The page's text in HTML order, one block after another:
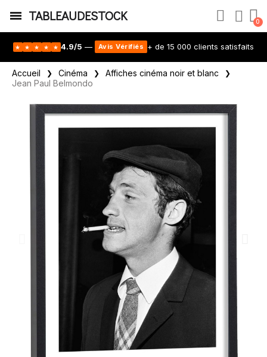
TABLEAUDESTOCK
★ ★ ★ ★ ★ 4.9/5 — Avis Vérifiés + de 15 000 clients satisfaits
Accueil Cinéma
Affiches cinéma noir et blanc
Jean Paul Belmondo